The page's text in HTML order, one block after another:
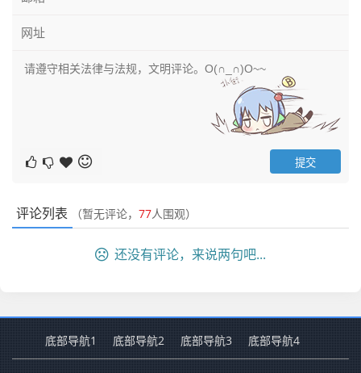
评论列表 （暂无评论， 77人围观）
还没有评论，来说两句吧...
底部导航1 底部导航2 底部导航3 底部导航4